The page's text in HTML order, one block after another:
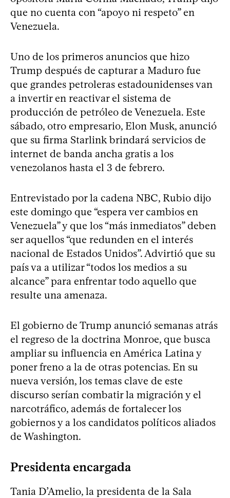
que no cuenta con “apoyo ni respeto” en
Venezuela.
Uno de los primeros anuncios que hizo
Trump después de capturar a Maduro fue
que grandes petroleras estadounidenses van
a invertir en reactivar el sistema de
producción de petróleo de Venezuela. Este
sábado, otro empresario, Elon Musk, anunció
que su firma Starlink brindará servicios de
internet de banda ancha gratis a los
venezolanos hasta el 3 de febrero.
Entrevistado por la cadena NBC, Rubio dijo
este domingo que “espera ver cambios en
Venezuela” y que los “más inmediatos” deben
ser aquellos “que redunden en el interés
nacional de Estados Unidos”. Advirtió que su
país va a utilizar “todos los medios a su
alcance” para enfrentar todo aquello que
resulte una amenaza.
El gobierno de Trump anunció semanas atrás
el regreso de la doctrina Monroe, que busca
ampliar su influencia en América Latina y
poner freno a la de otras potencias. En su
nueva versión, los temas clave de este
discurso serían combatir la migración y el
narcotráfico, además de fortalecer los
gobiernos y a los candidatos políticos aliados
de Washington.
Presidenta encargada
Tania D’Amelio, la presidenta de la Sala